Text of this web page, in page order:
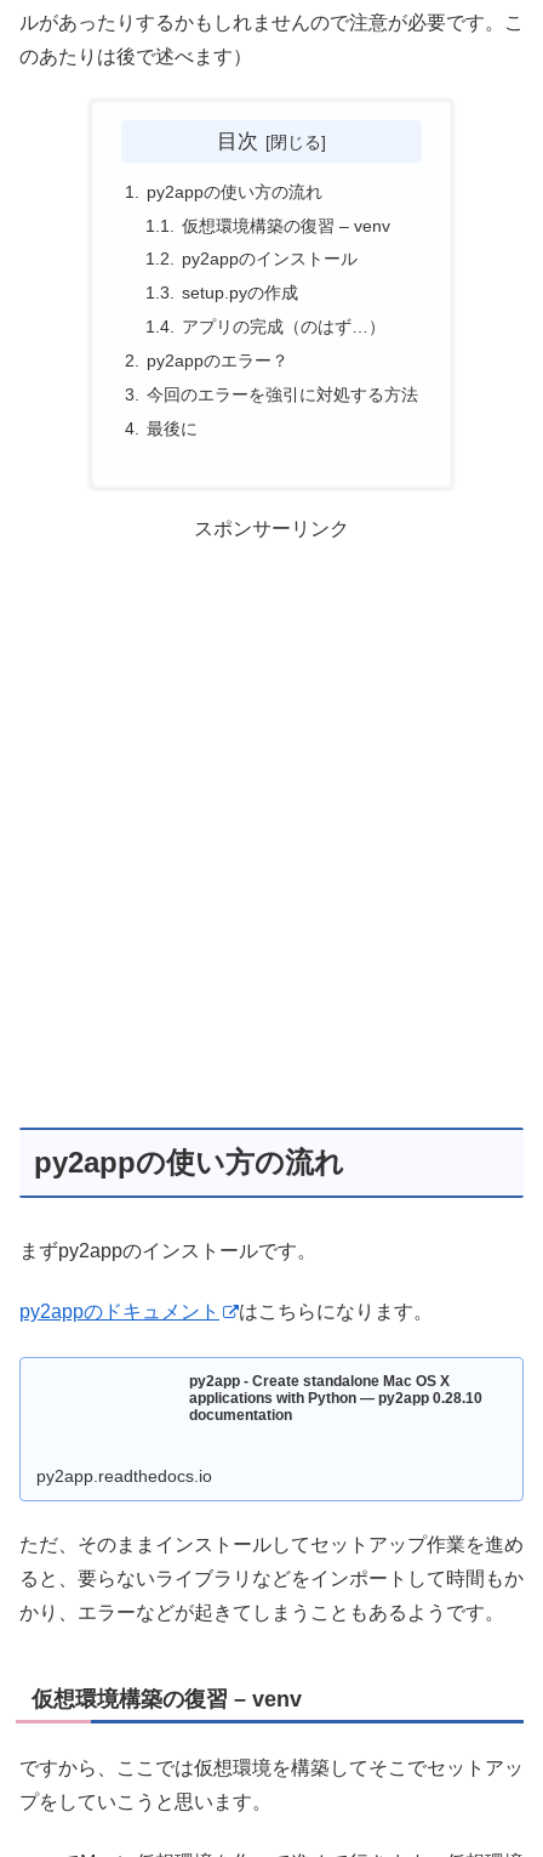
ルがあったりするかもしれませんので注意が必要です。こ
のあたりは後で述べます）
目次
py2appの使い方の流れ
仮想環境構築の復習 – venv
py2appのインストール
setup.pyの作成
アプリの完成（のはず…）
py2appのエラー？
今回のエラーを強引に対処する方法
最後に
スポンサーリンク
py2appの使い方の流れ
まずpy2appのインストールです。
py2appのドキュメント はこちらになります。
py2app - Create standalone Mac OS X
applications with Python — py2app 0.28.10
documentation
py2app.readthedocs.io
ただ、そのままインストールしてセットアップ作業を進め
ると、要らないライブラリなどをインポートして時間もか
かり、エラーなどが起きてしまうこともあるようです。
仮想環境構築の復習 – venv
ですから、ここでは仮想環境を構築してそこでセットアッ
プをしていこうと思います。